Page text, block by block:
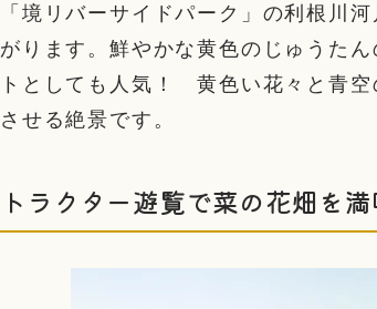
「境リバーサイドパーク」の利根川
がります。鮮やかな黄色のじゅうた
トとしても人気！ 黄色い花々と青
させる絶景です。
トラクター遊覧で菜の花畑を